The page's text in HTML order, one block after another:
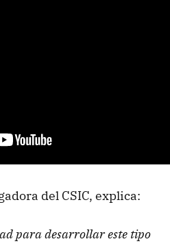
del CSIC, explica:
para desarrollar este tipo